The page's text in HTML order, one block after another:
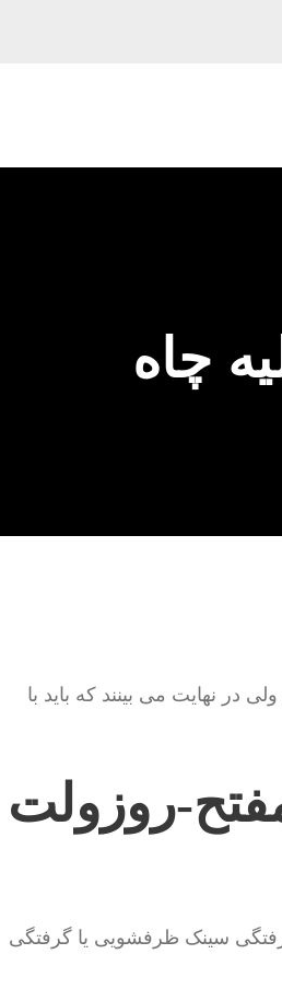
چاه
در نهایت می بینند که باید با
روزولت
سینک ظرفشویی یا گرفتگی